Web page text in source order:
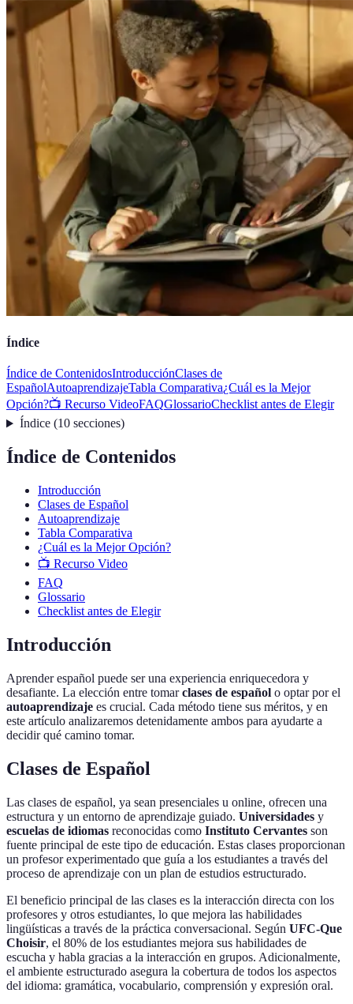
Índice
Índice de ContenidosIntroducciónClases de
EspañolAutoaprendizajeTabla Comparativa¿Cuál es la Mejor
Opción?📺 Recurso VideoFAQGlossarioChecklist antes de Elegir
Índice(10 secciones)
Índice de Contenidos
Introducción
Clases de Español
Autoaprendizaje
Tabla Comparativa
¿Cuál es la Mejor Opción?
📺 Recurso Video
FAQ
Glossario
Checklist antes de Elegir
Introducción
Aprender español puede ser una experiencia enriquecedora y
desafiante. La elección entre tomarclases de español o optar por el
autoaprendizaje es crucial. Cada método tiene sus méritos, y en
este artículo analizaremos detenidamente ambos para ayudarte a
decidir qué camino tomar.
Clases de Español
Las clases de español, ya sean presenciales u online, ofrecen una
estructura y un entorno de aprendizaje guiado. Universidades y
escuelas de idiomas reconocidas como Instituto Cervantes son
fuente principal de este tipo de educación. Estas clases proporcionan
un profesor experimentado que guía a los estudiantes a través del
proceso de aprendizaje con un plan de estudios estructurado.
El beneficio principal de las clases es la interacción directa con los
profesores y otros estudiantes, lo que mejora las habilidades
lingüísticas a través de la práctica conversacional. Según UFC-Que
Choisir, el 80% de los estudiantes mejora sus habilidades de
escucha y habla gracias a la interacción en grupos. Adicionalmente,
el ambiente estructurado asegura la cobertura de todos los aspectos
del idioma: gramática, vocabulario, comprensión y expresión oral.